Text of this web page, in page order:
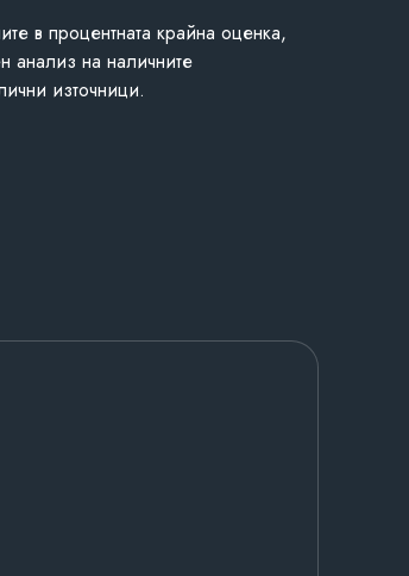
в процентната крайна оценка,
анализ на наличните
източници.